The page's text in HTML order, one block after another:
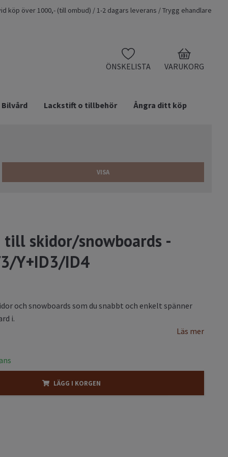
köp över 1000,- (till ombud) / 1-2 dagars leverans / Trygg ehandlare
ÖNSKELISTA
0
VARUKORG
Bilvård Lackstift o tillbehör Ångra ditt köp
VISA
till skidor/snowboards -
Y+ID3/ID4
och snowboards som du snabbt och enkelt spänner
i.
Läs mer
LÄGG I KORGEN